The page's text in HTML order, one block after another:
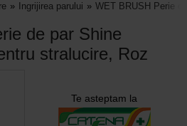
Ingrijirea parului WET BRUSH Perie
de par Shine
stralucire, Roz
Te asteptam la